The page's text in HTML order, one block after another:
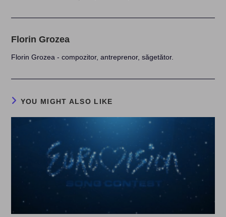
Florin Grozea
Florin Grozea - compozitor, antreprenor, săgetător.
YOU MIGHT ALSO LIKE